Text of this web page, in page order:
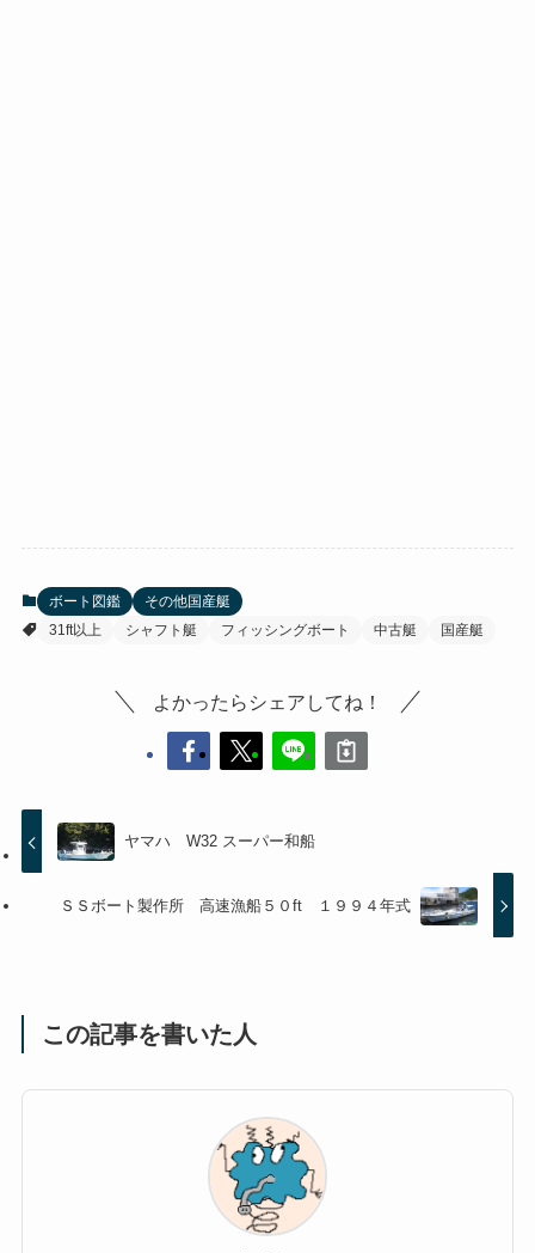
ボート図鑑
その他国産艇
31ft以上
シャフト艇 フィッシングボート 中古艇 国産艇
よかったらシェアしてね！
ヤマハ W32 スーパー和船
ＳＳボート製作所 高速漁船５０ft １９９４年式
この記事を書いた人